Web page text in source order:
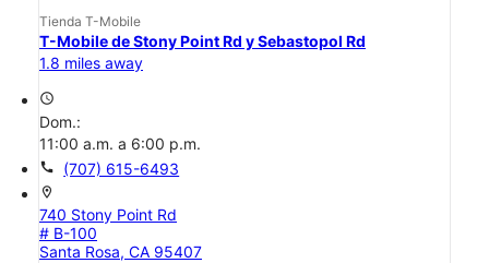
Tienda T-Mobile
T-Mobile de Stony Point Rd y Sebastopol Rd
1.8 miles away
access_time
Dom.:
11:00 a.m. a 6:00 p.m.
call (707) 615-6493
location_on
740 Stony Point Rd
# B-100
Santa Rosa, CA 95407